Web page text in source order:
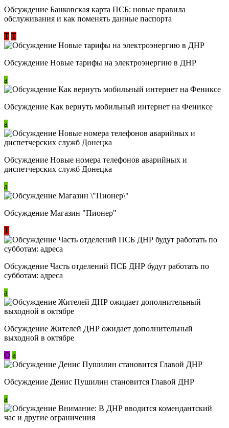
Обсуждение ​Банковская карта ПСБ: новые правила
обслуживания и как поменять данные паспорта
Т Т
Обсуждение Новые тарифы на электроэнергию в ДНР
a
Обсуждение Как вернуть мобильный интернет на Фениксе
a
Обсуждение Новые номера телефонов аварийных и
диспетчерских служб Донецка
a
Обсуждение Магазин "Пионер"
Т
Обсуждение Часть отделений ПСБ ДНР будут работать по
субботам: адреса
a
Обсуждение Жителей ДНР ожидает дополнительный
выходной в октябре
О a
Обсуждение Денис Пушилин становится Главой ДНР
a